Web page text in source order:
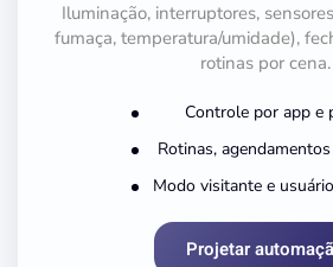
Iluminação, interruptores,
fumaça, temperatura/umidade),
rotinas por cena.
Controle por app e
Rotinas,
Modo visitante e
Projetar